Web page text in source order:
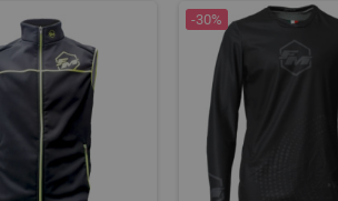
-30%